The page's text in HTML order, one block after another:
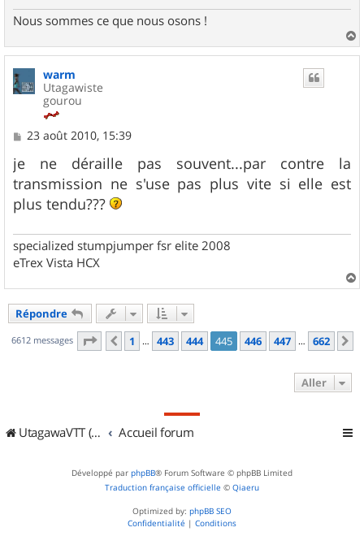
Nous sommes ce que nous osons !
a
warm
Utagawiste
gourou
M
s
s
a
g
e
23 août 2010, 15:39
je ne déraille pas souvent...par contre la
transmission ne s'use pas plus vite si elle est
plus tendu???
specialized stumpjumper fsr elite 2008
eTrex Vista HCX
a
Répondre
6612 messages Page 445 sur662
Précédent
1 … 443 444 445 446 447 … 662
Aller
UtagawaVTT (Randos VTT et VTTAE avec traces GPS) Accueil forum
Développé par phpBB® Forum Software © phpBB Limited
Traduction française officielle © Qiaeru
Optimized by: phpBB SEO
Confidentialité | Conditions